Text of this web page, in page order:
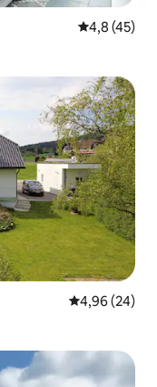
4,8 de uma
4,8 (45)
4,96 de uma
4,96 (24)